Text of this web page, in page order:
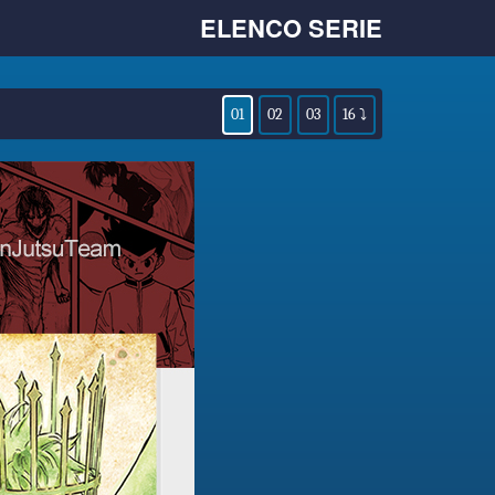
ELENCO SERIE
01 02 03 16 ⤵